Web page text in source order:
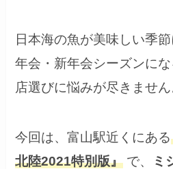
日本海の魚が美味しい季
年会・新年会シーズンに
店選びに悩みが尽きません
今回は、富山駅近くにある
北陸2021特別版』 で、
ミ